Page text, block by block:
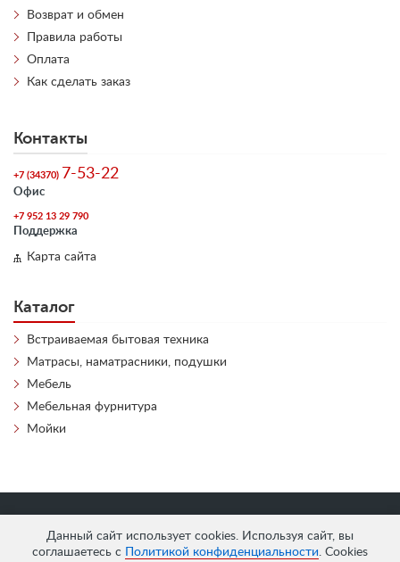
Данный сайт использует cookies. Используя сайт, вы
соглашаетесь с
Политикой конфиденциальности. Cookies
Возврат и обмен
Правила работы
Оплата
Как сделать заказ
Контакты
+7 (34370) 7-53-22
Офис
+7 952 13 29 790
Поддержка
Карта сайта
Каталог
Встраиваемая бытовая техника
Матрасы, наматрасники, подушки
Мебель
Мебельная фурнитура
Мойки